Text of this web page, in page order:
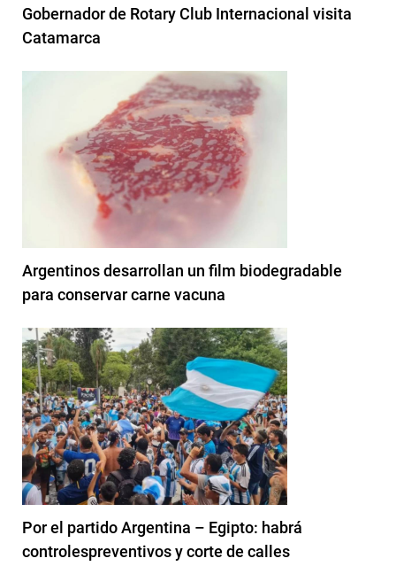
Gobernador de Rotary Club Internacional visita
Catamarca
Argentinos desarrollan un film biodegradable
para conservar carne vacuna
Por el partido Argentina – Egipto: habrá
controlespreventivos y corte de calles